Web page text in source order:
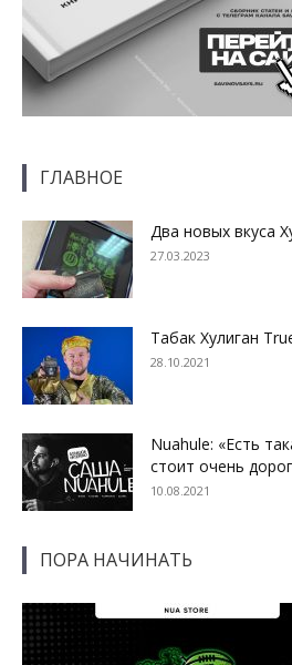
ГЛАВНОЕ
Два новых вкуса
27.03.2023
Табак Хулиган
28.10.2021
Nuahule: «Есть
стоит очень
10.08.2021
ПОРА НАЧИНАТЬ